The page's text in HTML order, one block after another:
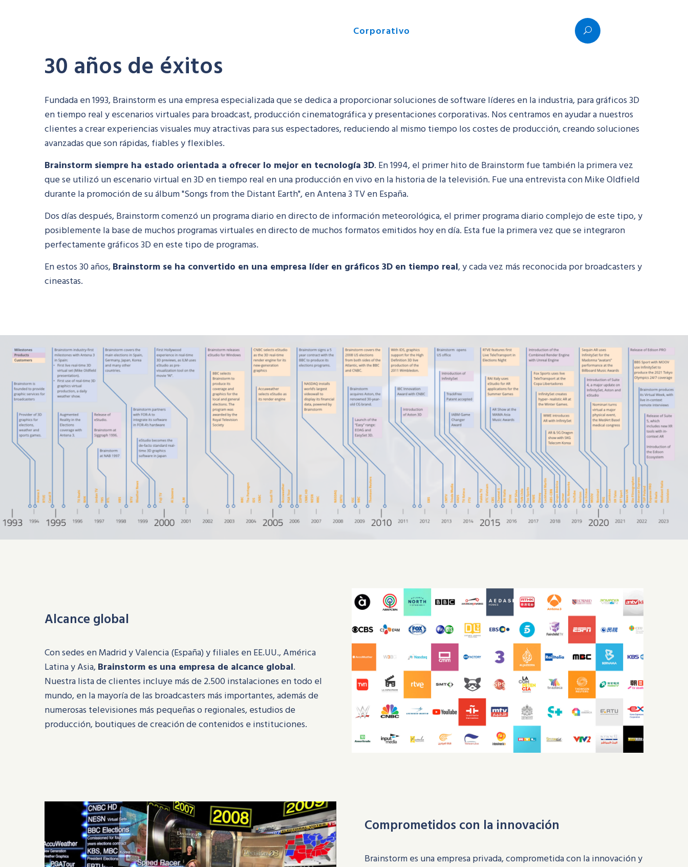
Corporativo
30 años de éxitos
Fundada en 1993,Brainstormes una empresa especializada que se dedica a proporcionar soluciones de software líderes en la industria, para gráficos 3D
en tiempo real y escenarios virtuales para broadcast, producción cinematográfica y presentaciones corporativas. Nos centramos en ayudar a nuestros
clientes a crear experiencias visuales muy atractivas para sus espectadores, reduciendo al mismo tiempo los costes de producción, creando soluciones
avanzadas que son rápidas, fiables y flexibles.
Brainstorm siempre ha estado orientada a ofrecer lo mejor en tecnología 3D. En 1994, el primer hito de Brainstorm fue también la primera vez
que se utilizó un escenario virtual en 3D en tiempo real en una producción en vivo en la historia de la televisión. Fue una entrevista con Mike Oldfield
durante la promoción de su álbum "Songs from the Distant Earth", en Antena 3 TV en España.
Dos días después,Brainstormcomenzó un programa diario en directo de información meteorológica, el primer programa diario complejo de este tipo, y
posiblemente la base de muchos programas virtuales en directo de muchos formatos emitidos hoy en día. Esta fue la primera vez que se integraron
perfectamente gráficos 3D en este tipo de programas.
En estos 30 años,Brainstorm se ha convertido en una empresa líder en gráficos 3D en tiempo real, y cada vez más reconocida por broadcasters y
cineastas.
Alcance global
Con sedes en Madrid y Valencia (España) y filiales en EE.UU., América
Latina y Asia,Brainstorm es una empresa de alcance global.
Nuestra lista de clientes incluye más de 2.500 instalaciones en todo el
mundo, en la mayoría de las broadcasters más importantes, además de
numerosas televisiones más pequeñas o regionales, estudios de
producción, boutiques de creación de contenidos e instituciones.
Comprometidos con la innovación
Brainstorm es una empresa privada, comprometida con la innovación y